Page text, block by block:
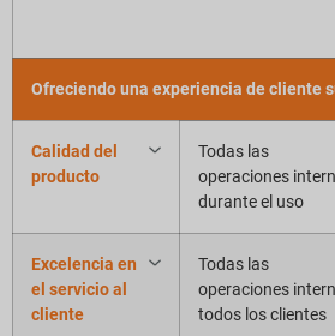
Ofreciendo una experiencia de cliente
Calidad del
producto
Todas las
operaciones
durante el uso
Excelencia en
el servicio al
cliente
Todas las
operaciones
todos los clientes